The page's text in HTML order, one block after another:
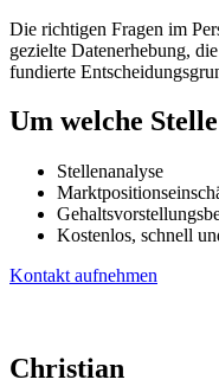
Die richtigen Fragen im
gezielte Datenerhebung,
fundierte
Um welche
Stellenanalyse
Kostenlos, schnell
Kontakt aufnehmen
Christian